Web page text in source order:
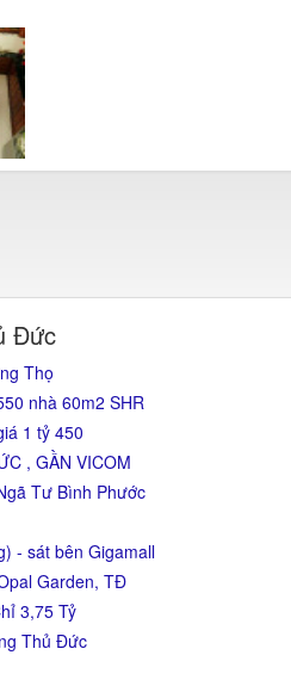
Đức
Thọ
nhà 60m2 SHR
1 tỷ 450
, GẦN VICOM
Tư Bình Phước
- sát bên Gigamall
Garden, TĐ
3,75 Tỷ
Thủ Đức